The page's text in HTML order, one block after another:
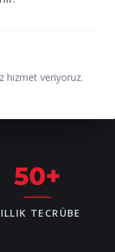
hizmet veriyoruz.
50+
TECRÜBE